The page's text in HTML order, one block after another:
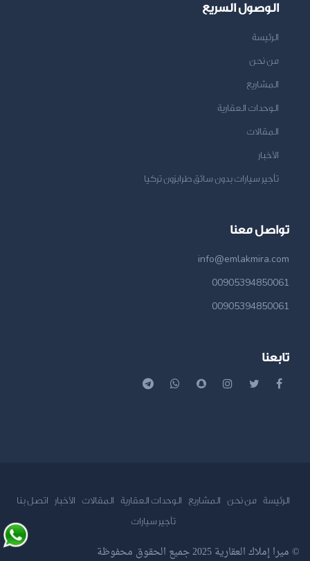
الوصول السريع
الرئيسة
من نحن
المشاريع
الوحدات العقارية
المقالات
الأخبار
تأجير سيارات بدون سائق طرابزون تركيا
تواصل معنا
info@emlakmira.com
00905394850061
00905394850061
تابعنا
الرئيسة من نحن المشاريع الوحدات العقارية المقالات الأخبار
اتصل بنا
تأجير سيارات
© ميرا إملاك العقارية 2025 جميع الحقوق محفوظة